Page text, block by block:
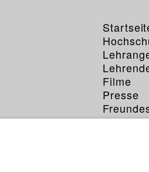
Filme
Presse
Service